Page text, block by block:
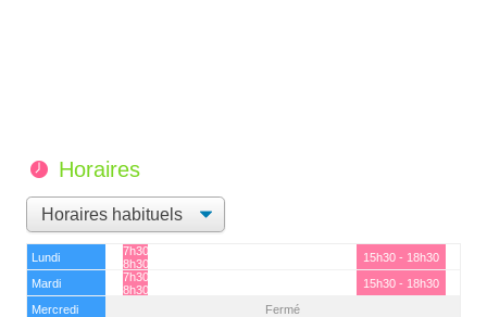
Horaires
Lundi
7h30 -
8h30
15h30 - 18h30
Mardi
7h30 -
8h30
15h30 - 18h30
Mercredi
Fermé